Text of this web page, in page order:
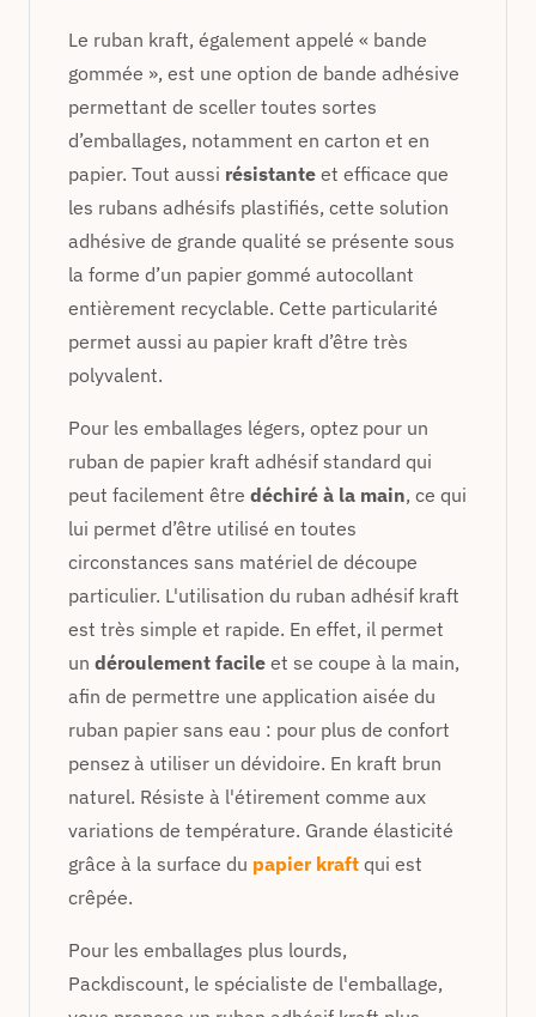
Le ruban kraft, également appelé « bande
gommée », est une option de bande adhésive
permettant de sceller toutes sortes
d’emballages, notamment en carton et en
papier. Tout aussi résistante et efficace que
les rubans adhésifs plastifiés, cette solution
adhésive de grande qualité se présente sous
la forme d’un papier gommé autocollant
entièrement recyclable. Cette particularité
permet aussi au papier kraft d’être très
polyvalent.
Pour les emballages légers, optez pour un
ruban de papier kraft adhésif standard qui
peut facilement être déchiré à la main, ce qui
lui permet d’être utilisé en toutes
circonstances sans matériel de découpe
particulier. L'utilisation du ruban adhésif kraft
est très simple et rapide. En effet, il permet
un déroulement facile et se coupe à la main,
afin de permettre une application aisée du
ruban papier sans eau : pour plus de confort
pensez à utiliser un dévidoire. En kraft brun
naturel. Résiste à l'étirement comme aux
variations de température. Grande élasticité
grâce à la surface du papier kraft qui est
crêpée.
Pour les emballages plus lourds,
Packdiscount, le spécialiste de l'emballage,